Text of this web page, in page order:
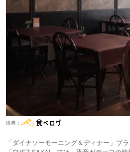
出典：
「ダイナソーモーニング＆ディナー」プ